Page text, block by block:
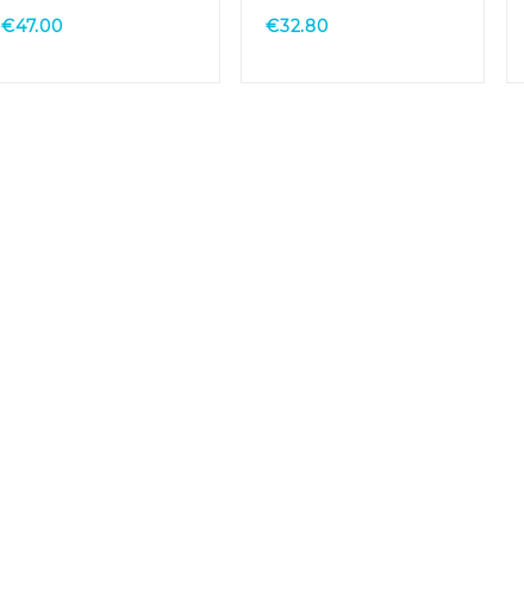
locomotieven
€47.00 €32.80